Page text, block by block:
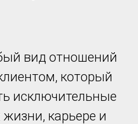
вид отношений
который
исключительные
жизни, карьере и